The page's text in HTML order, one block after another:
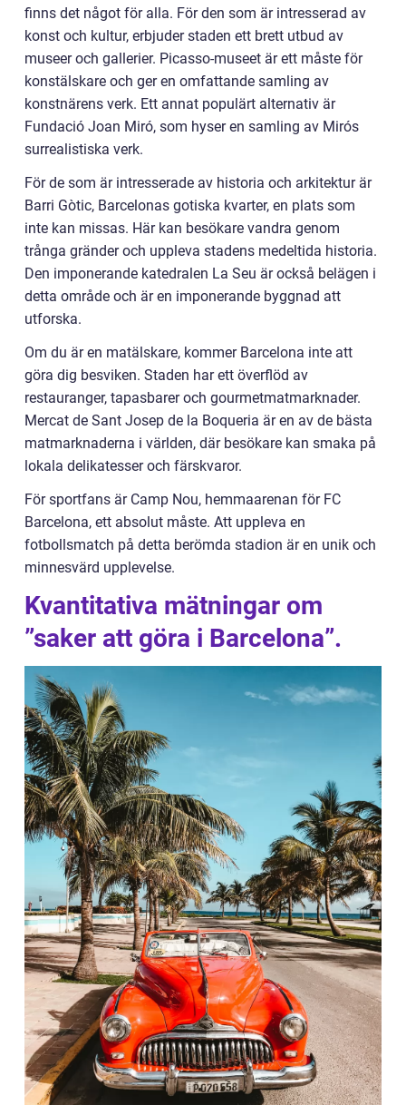
finns det något för alla. För den som är intresserad av
konst och kultur, erbjuder staden ett brett utbud av
museer och gallerier. Picasso-museet är ett måste för
konstälskare och ger en omfattande samling av
konstnärens verk. Ett annat populärt alternativ är
Fundació Joan Miró, som hyser en samling av Mirós
surrealistiska verk.
För de som är intresserade av historia och arkitektur är
Barri Gòtic, Barcelonas gotiska kvarter, en plats som
inte kan missas. Här kan besökare vandra genom
trånga gränder och uppleva stadens medeltida historia.
Den imponerande katedralen La Seu är också belägen i
detta område och är en imponerande byggnad att
utforska.
Om du är en matälskare, kommer Barcelona inte att
göra dig besviken. Staden har ett överflöd av
restauranger, tapasbarer och gourmetmatmarknader.
Mercat de Sant Josep de la Boqueria är en av de bästa
matmarknaderna i världen, där besökare kan smaka på
lokala delikatesser och färskvaror.
För sportfans är Camp Nou, hemmaarenan för FC
Barcelona, ett absolut måste. Att uppleva en
fotbollsmatch på detta berömda stadion är en unik och
minnesvärd upplevelse.
Kvantitativa mätningar om
”saker att göra i Barcelona”.